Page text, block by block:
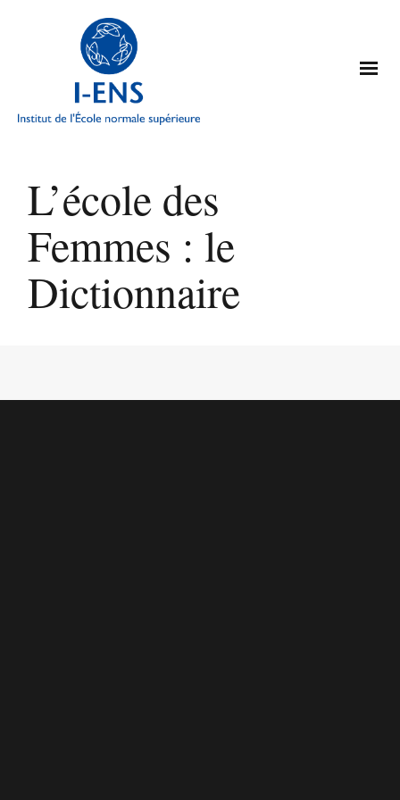
L’école des
Femmes : le
Dictionnaire